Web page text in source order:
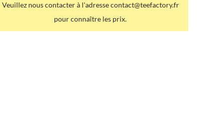
Veuillez nous contacter à l'adresse contact@teefactory.fr
pour connaître les prix.